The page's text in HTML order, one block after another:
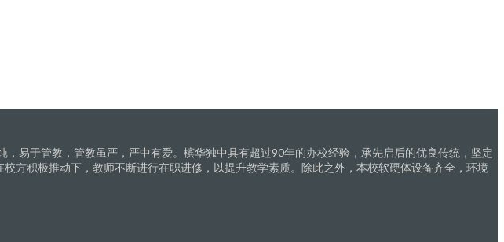
易于管教，管教虽严，严中有爱。槟华独中具有超过90年的办校经验，承先启后的优良传统，坚定
方积极推动下，教师不断进行在职进修，以提升教学素质。除此之外，本校软硬体设备齐全，环境